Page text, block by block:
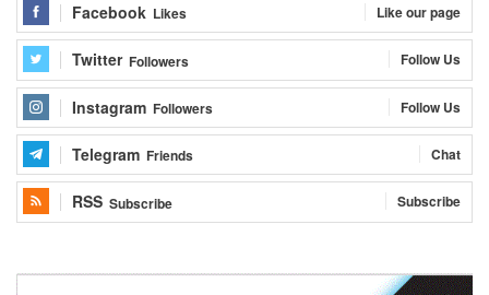
Facebook Likes Like our page
Twitter Followers Follow Us
Instagram Followers Follow Us
Telegram Friends Chat
RSS Subscribe Subscribe